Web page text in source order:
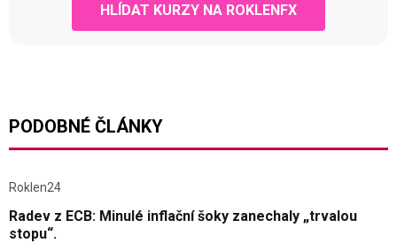
HLÍDAT KURZY NA ROKLENFX
PODOBNÉ ČLÁNKY
Roklen24
Radev z ECB: Minulé inflační šoky zanechaly „trvalou
stopu“.